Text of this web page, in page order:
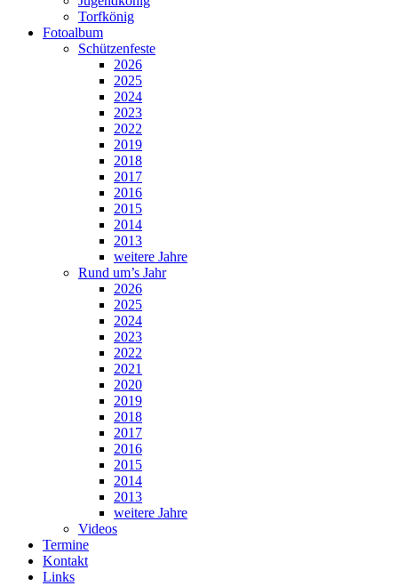
Torfkönig
Fotoalbum
Schützenfeste
2026
2025
2024
2023
2022
2019
2018
2017
2016
2015
2014
2013
weitere Jahre
Rund um’s Jahr
2026
2025
2024
2023
2022
2021
2020
2019
2018
2017
2016
2015
2014
2013
weitere Jahre
Videos
Termine
Kontakt
Links